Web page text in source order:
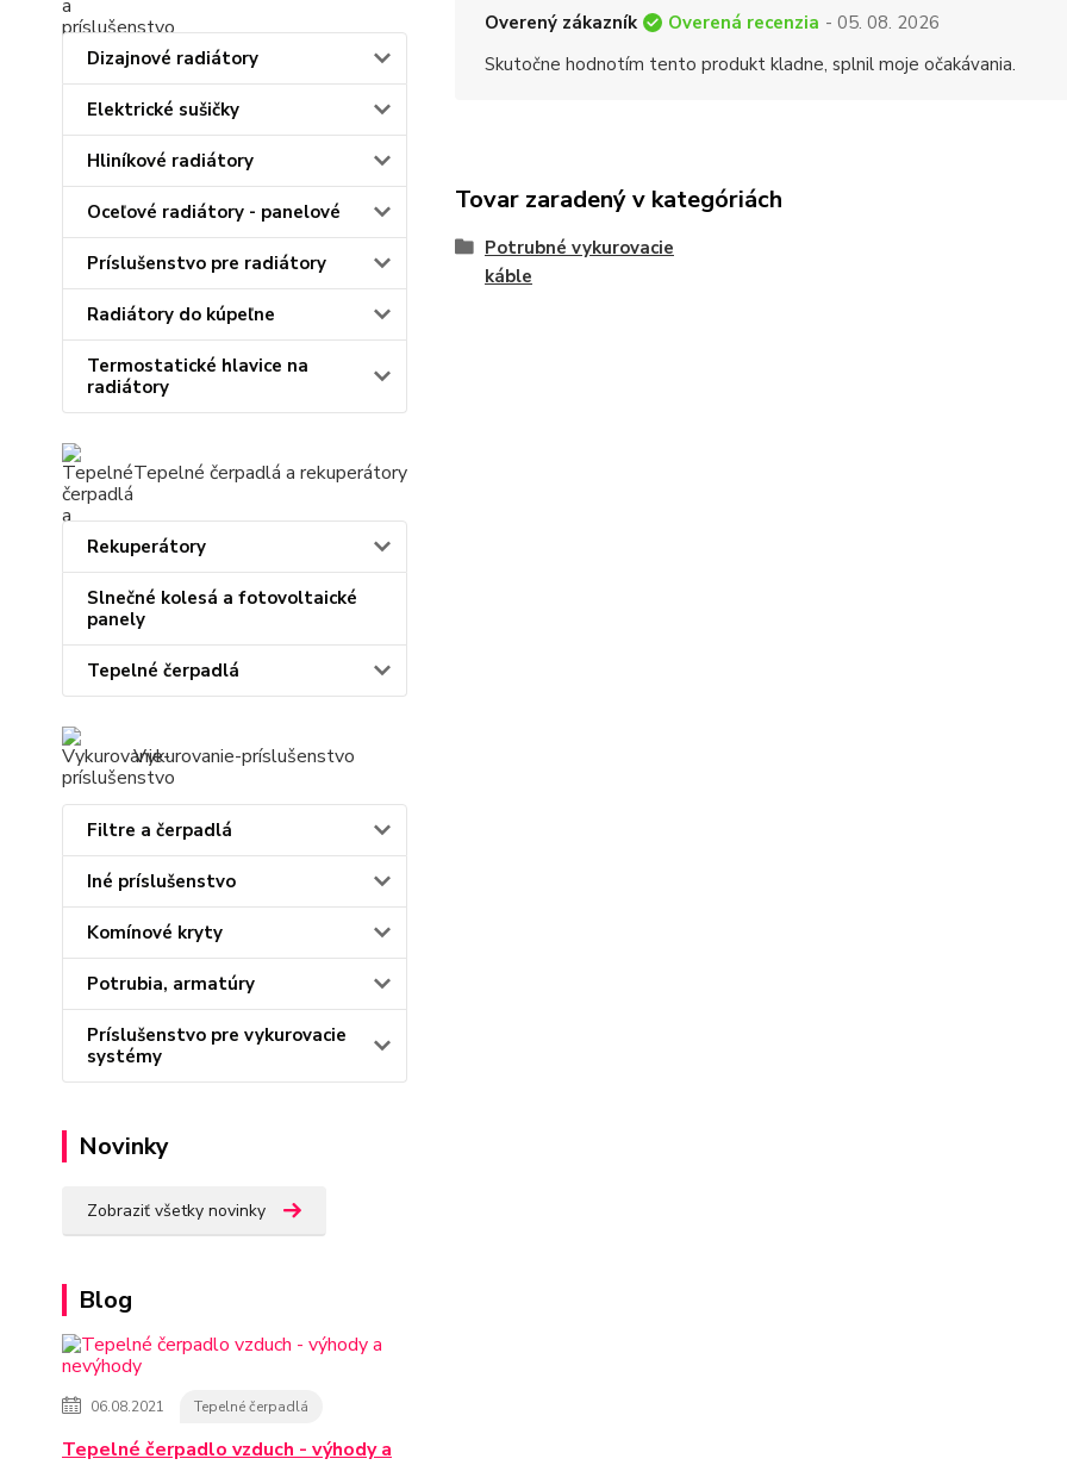
Dizajnové radiátory
Elektrické sušičky
Hliníkové radiátory
Oceľové radiátory - panelové
Príslušenstvo pre radiátory
Radiátory do kúpeľne
Termostatické hlavice na
radiátory
Tepelné čerpadlá a rekuperátory
Rekuperátory
Slnečné kolesá a fotovoltaické
panely
Tepelné čerpadlá
Vykurovanie-príslušenstvo
Filtre a čerpadlá
Iné príslušenstvo
Komínové kryty
Potrubia, armatúry
Príslušenstvo pre vykurovacie
systémy
Novinky
Zobraziť všetky novinky
Blog
06.08.2021 Tepelné čerpadlá
Tepelné čerpadlo vzduch - výhody a
Overený zákazník Overená recenzia - 05. 08. 2026
Skutočne hodnotím tento produkt kladne, splnil moje očakávania.
Tovar zaradený v kategóriách
Potrubné vykurovacie
káble